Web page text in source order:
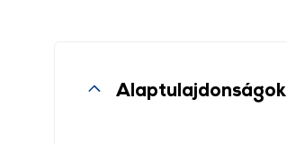
Alaptulajdonságok